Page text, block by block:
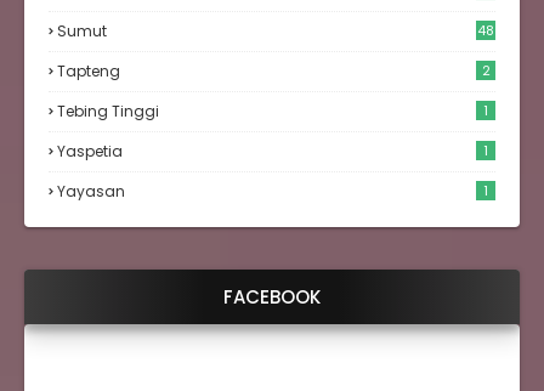
Sumut 48
Tapteng 2
Tebing Tinggi 1
Yaspetia 1
Yayasan 1
FACEBOOK